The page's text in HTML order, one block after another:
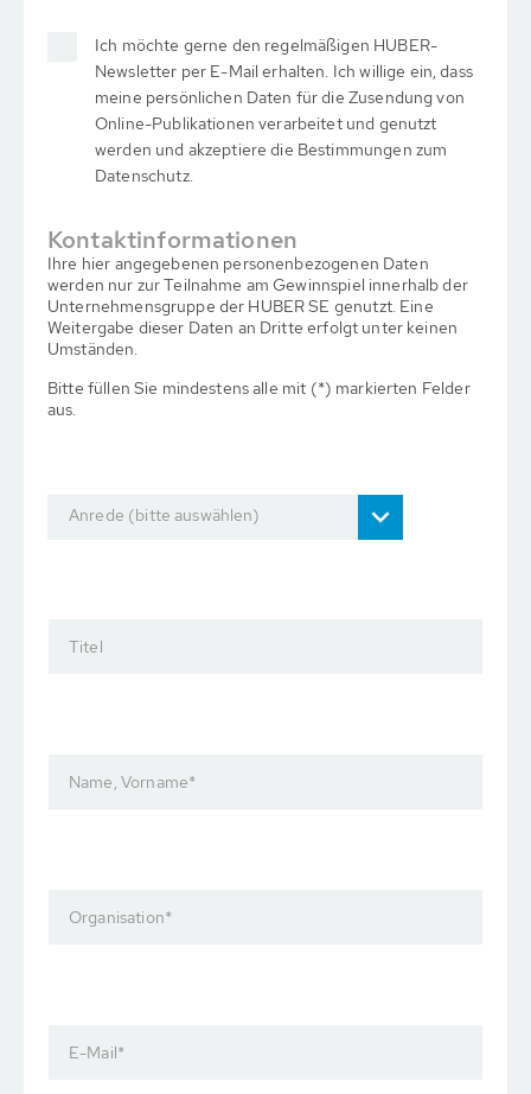
Ich möchte gerne den regelmäßigen HUBER-
Newsletter per E-Mail erhalten. Ich willige ein, dass
meine persönlichen Daten für die Zusendung von
Online-Publikationen verarbeitet und genutzt
werden und akzeptiere die Bestimmungen zum
Datenschutz.
Kontaktinformationen
Ihre hier angegebenen personenbezogenen Daten
werden nur zur Teilnahme am Gewinnspiel innerhalb der
Unternehmensgruppe der HUBER SE genutzt. Eine
Weitergabe dieser Daten an Dritte erfolgt unter keinen
Umständen.
Bitte füllen Sie mindestens alle mit (*) markierten Felder
aus.
Anrede (bitte auswählen)
Titel
Name, Vorname*
Organisation*
E-Mail*